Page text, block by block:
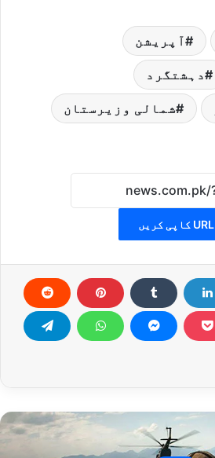
آپریشن
دہشتگرد
شمالی وزیرستان
URL کاپی کریں